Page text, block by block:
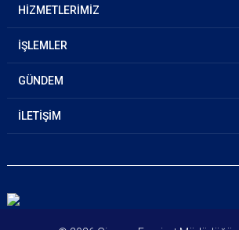
HİZMETLERİMİZ
İŞLEMLER
GÜNDEM
İLETİŞİM